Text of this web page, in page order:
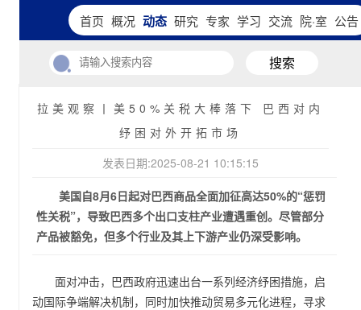
首页 概况 动态 研究 专家 学习 交流 院·室 公告
搜索
拉美观察丨美50%关税大棒落下 巴西对内
纾困对外开拓市场
发表日期:2025-08-21 10:15:15
美国自8月6日起对巴西商品全面加征高达50%的“惩罚
性关税”，导致巴西多个出口支柱产业遭遇重创。尽管部分
产品被豁免，但多个行业及其上下游产业仍深受影响。
面对冲击，巴西政府迅速出台一系列经济纾困措施，启
动国际争端解决机制，同时加快推动贸易多元化进程，寻求